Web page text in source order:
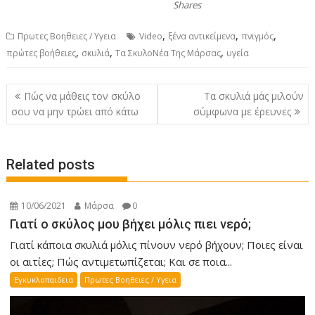
Shares
Πρωτες Βοηθειες / Υγεια Video, ξένα αντικείμενα,πνιγμός,
πρώτες βοήθειες, σκυλιά,Τα ΣκυλοΝέα Της Μάρσας, υγεία
P
o
n
a
v
i
g
a
t
i
Πώς να μάθεις τον σκύλο
σου να μην τρώει από κάτω
Τα σκυλιά μάς μιλούν
σύμφωνα με έρευνες
Related posts
10/06/2021 Μάρσα 0
Γιατί ο σκύλος μου βήχει μόλις πιει νερό;
Γιατί κάποια σκυλιά μόλις πίνουν νερό βήχουν; Ποιες είναι
οι αιτίες; Πώς αντιμετωπίζεται; Και σε ποια...
Εγκυκλοπαιδεια Πρωτες Βοηθειες / Υγεια